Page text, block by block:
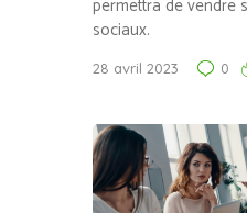
permettra de vendre
sociaux.
28 avril 2023 0